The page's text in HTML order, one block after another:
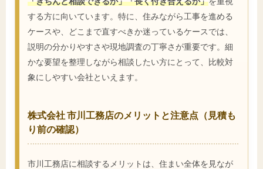
する方に向いています。特に、住みながら工事を進める
ケースや、どこまで直すべきか迷っているケースでは、
説明の分かりやすさや現地調査の丁寧さが重要です。細
かな要望を整理しながら相談したい方にとって、比較対
象にしやすい会社といえます。
株式会社 市川工務店のメリットと注意点（見積も
り前の確認）
市川工務店に相談するメリットは、住まい全体を見なが